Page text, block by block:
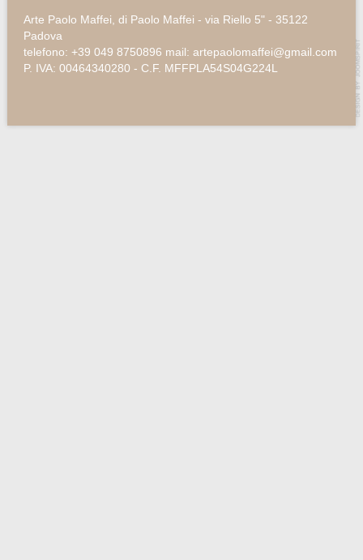
Arte Paolo Maffei, di Paolo Maffei - via Riello 5" - 35122
Padova
telefono: +39 049 8750896 mail: artepaolomaffei@gmail.com
P. IVA: 00464340280 - C.F. MFFPLA54S04G224L